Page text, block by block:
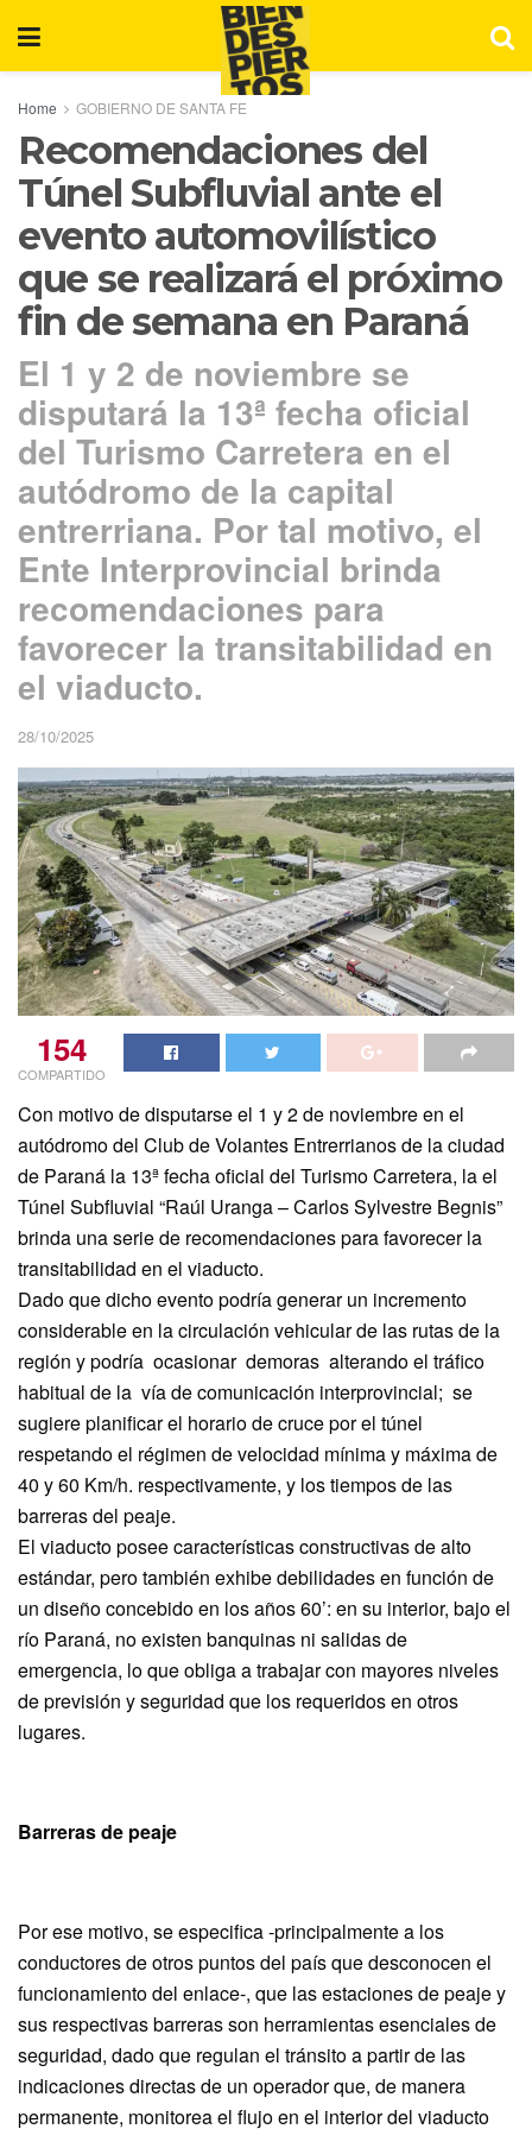
Home GOBIERNO DE SANTA FE
Recomendaciones del
Túnel Subfluvial ante el
evento automovilístico
que se realizará el próximo
fin de semana en Paraná
El 1 y 2 de noviembre se
disputará la 13ª fecha oficial
del Turismo Carretera en el
autódromo de la capital
entrerriana. Por tal motivo, el
Ente Interprovincial brinda
recomendaciones para
favorecer la transitabilidad en
el viaducto.
28/10/2025
154
COMPARTIDO
Con motivo de disputarse el 1 y 2 de noviembre en el
autódromo del Club de Volantes Entrerrianos de la ciudad
de Paraná la 13ª fecha oficial del Turismo Carretera, la el
Túnel Subfluvial “Raúl Uranga – Carlos Sylvestre Begnis”
brinda una serie de recomendaciones para favorecer la
transitabilidad en el viaducto.
Dado que dicho evento podría generar un incremento
considerable en la circulación vehicular de las rutas de la
región y podría ocasionar demoras alterando el tráfico
habitual de la vía de comunicación interprovincial; se
sugiere planificar el horario de cruce por el túnel
respetando el régimen de velocidad mínima y máxima de
40 y 60 Km/h. respectivamente, y los tiempos de las
barreras del peaje.
El viaducto posee características constructivas de alto
estándar, pero también exhibe debilidades en función de
un diseño concebido en los años 60’: en su interior, bajo el
río Paraná, no existen banquinas ni salidas de
emergencia, lo que obliga a trabajar con mayores niveles
de previsión y seguridad que los requeridos en otros
lugares.
Barreras de peaje
Por ese motivo, se especifica -principalmente a los
conductores de otros puntos del país que desconocen el
funcionamiento del enlace-, que las estaciones de peaje y
sus respectivas barreras son herramientas esenciales de
seguridad, dado que regulan el tránsito a partir de las
indicaciones directas de un operador que, de manera
permanente, monitorea el flujo en el interior del viaducto